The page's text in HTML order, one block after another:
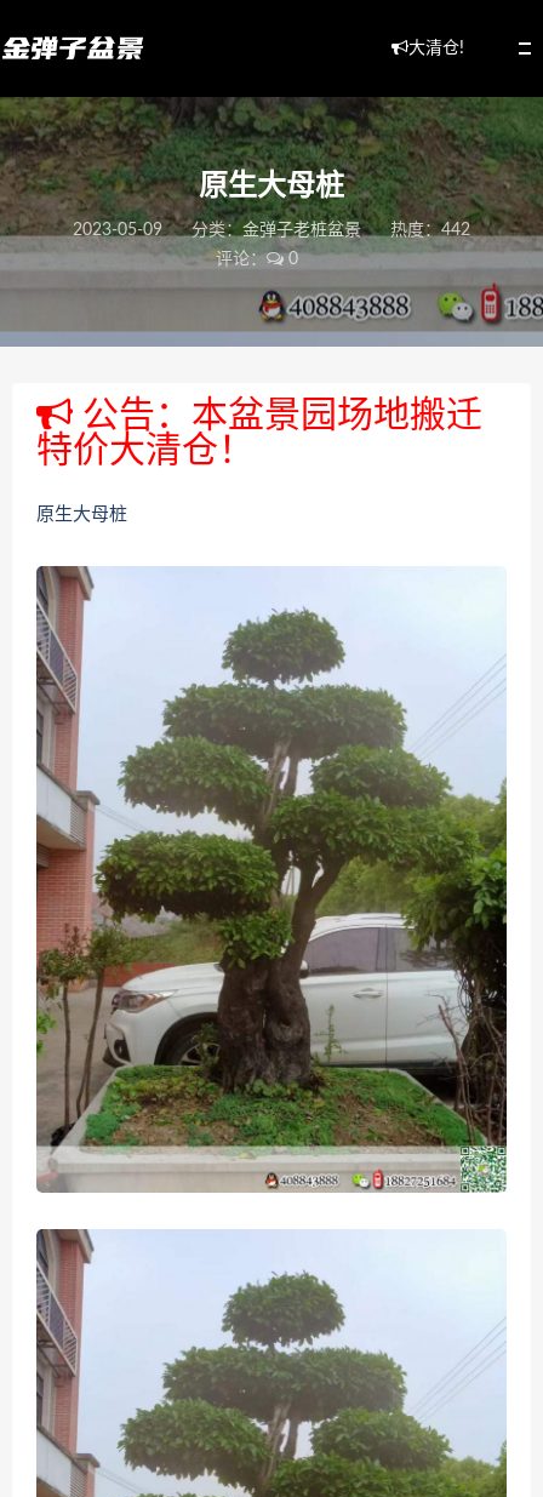
大清仓!
原生大母桩
2023-05-09 分类： 金弹子老桩盆景
热度：442
评论：
0
公告：本盆景园场地搬迁
特价大清仓！
原生大母桩